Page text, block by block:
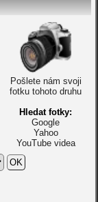
Pošlete nám svoji
fotku tohoto druhu
Hledat fotky:
Google
Yahoo
YouTube videa